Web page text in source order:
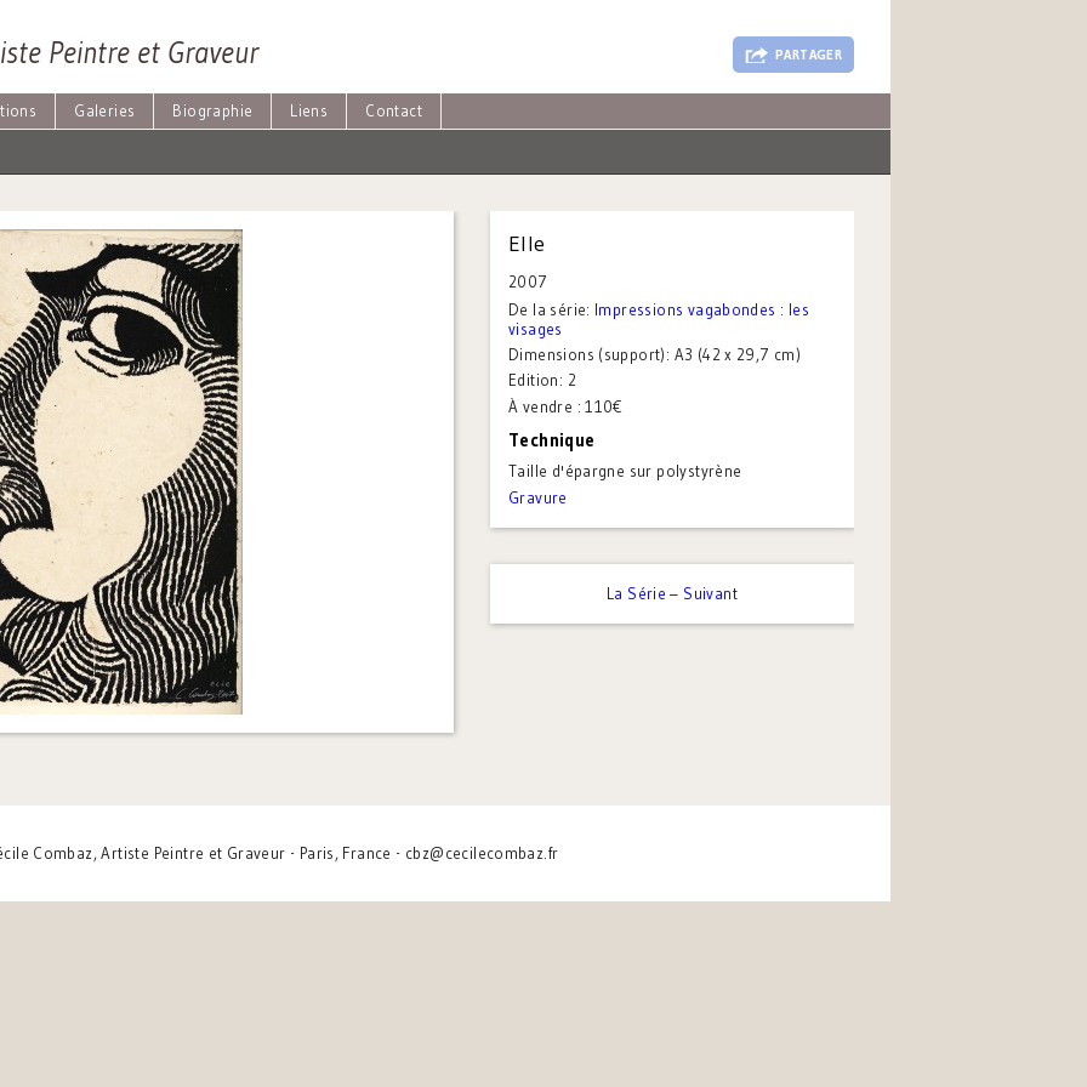
Peintre et Graveur PARTAGER
Galeries Biographie Liens Contact
Elle
2007
De la série: Impressions vagabondes : les
visages
Dimensions (support): A3 (42 x 29,7 cm)
Edition: 2
À vendre : 110€
Technique
Taille d'épargne sur polystyrène
Gravure
La Série – Suivant
Combaz, Artiste Peintre et Graveur - Paris, France - cbz@cecilecombaz.fr